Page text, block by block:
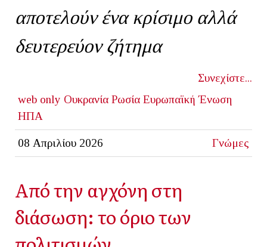
αποτελούν ένα κρίσιμο αλλά
δευτερεύον ζήτημα
Συνεχίστε...
web only Ουκρανία Ρωσία Ευρωπαϊκή Ένωση
ΗΠΑ
08 Απριλίου 2026 Γνώμες
Από την αγχόνη στη
διάσωση: το όριο των